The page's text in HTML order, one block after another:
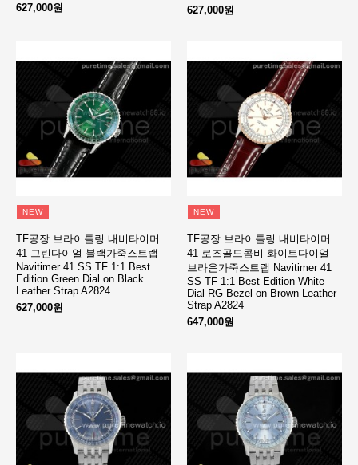
627,000원 627,000원
NEW
TF공장 브라이틀링 내비타이머
41 그린다이얼 블랙가죽스트랩
Navitimer 41 SS TF 1:1 Best
Edition Green Dial on Black
Leather Strap A2824
627,000원
NEW
TF공장 브라이틀링 내비타이머
41 로즈골드콤비 화이트다이얼
브라운가죽스트랩 Navitimer 41
SS TF 1:1 Best Edition White
Dial RG Bezel on Brown Leather
Strap A2824
647,000원